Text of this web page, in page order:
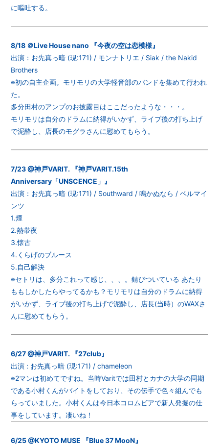
に嘔吐する。
8/18 ＠Live House nano 『今夜の空は恋模様』
出演：お先真っ暗 (現:171) / モンナトリエ / Siak / the Nakid
Brothers
※初の自主企画。モリモリの大学軽音部のバンドを集めて行われ
た。
多分田村のアンプのお披露目はここだったような・・・。
モリモリは自分のドラムに納得がいかず、ライブ後の打ち上げ
で泥酔し、店長のモグラさんに慰めてもらう。
7/23 @神戸VARIT. 『神戸VARIT.15th
Anniversary「UNSCENCE」』
出演：お先真っ暗 (現:171) / Southward / 鳴かぬなら / ベルマイ
ンツ
1.煙
2.熱帯夜
3.懐古
4.くらげのブルース
5.自己解決
※セトリは、多分これって感じ、、、。錆びついている あたり
ももしかしたらやってるかも？モリモリは自分のドラムに納得
がいかず、ライブ後の打ち上げで泥酔し、店長(当時）のWAXさ
んに慰めてもらう。
6/27 @神戸VARIT. 『27club』
出演 : お先真っ暗 (現:171) / chameleon
※2マンは初めてですね。当時Varitでは田村とカナの大学の同期
である小村くんがバイトをしており、その伝手で色々組んでも
らっていました。小村くんは今日本コロムビアで新人発掘の仕
事をしています。凄いね！
6/25 @KYOTO MUSE 『Blue 37 MooN』